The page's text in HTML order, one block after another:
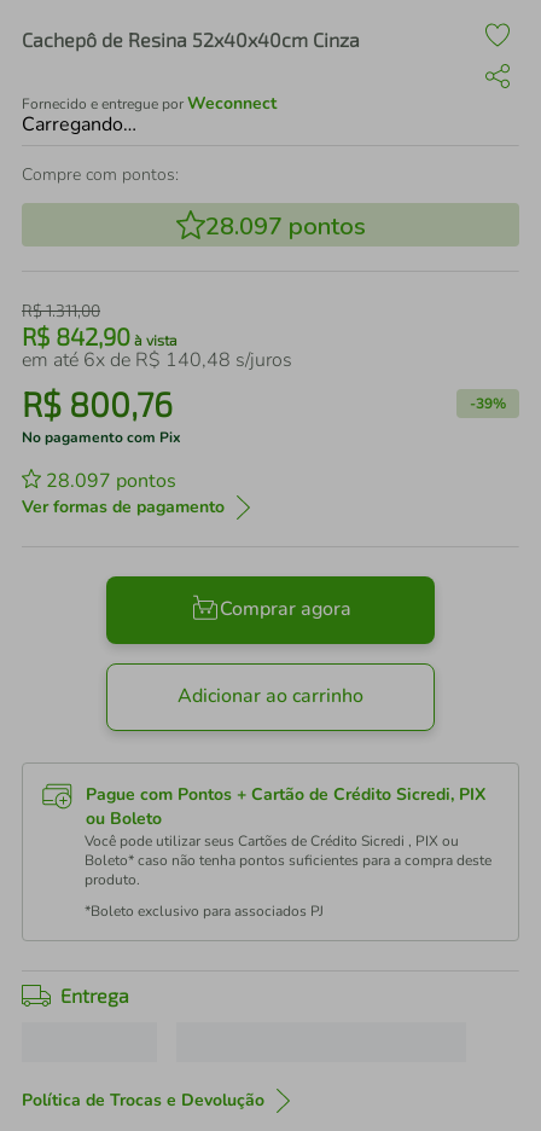
Cachepô de Resina 52x40x40cm Cinza
Fornecido e entregue porWeconnect
Carregando…
Compre com pontos:
28.097 pontos
R$1.311,00
R$ 842,90 à vista
em até 6x de R$ 140,48 s/juros
R$ 800,76 -39%
No pagamento com Pix
28.097 pontos
Ver formas de pagamento
Comprar agora
Adicionar ao carrinho
Pague com Pontos + Cartão de Crédito Sicredi, PIX
ou Boleto
Você pode utilizar seus Cartões de Crédito Sicredi , PIX ou
Boleto* caso não tenha pontos suficientes para a compra deste
produto.
*Boleto exclusivo para associados PJ
Entrega
Política de Trocas e Devolução